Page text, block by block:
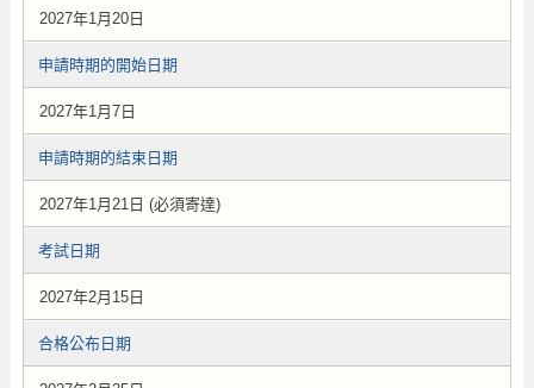
2027年1月20日
申請時期的開始日期
2027年1月7日
申請時期的結束日期
2027年1月21日 (必須寄達)
考試日期
2027年2月15日
合格公布日期